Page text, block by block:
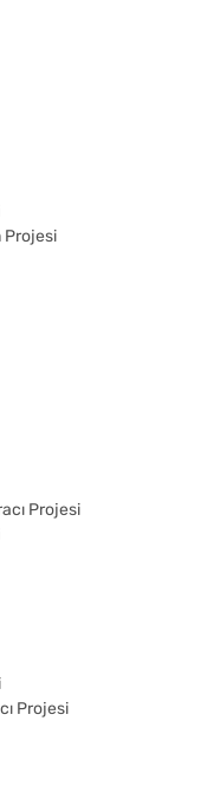
Projesi
Projesi
Projesi